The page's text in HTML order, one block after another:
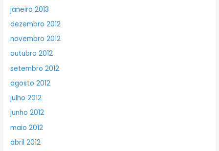
janeiro 2013
dezembro 2012
novembro 2012
outubro 2012
setembro 2012
agosto 2012
julho 2012
junho 2012
maio 2012
abril 2012